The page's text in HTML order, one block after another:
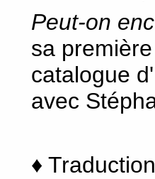
Peut-on
sa
catalogue
avec
♦